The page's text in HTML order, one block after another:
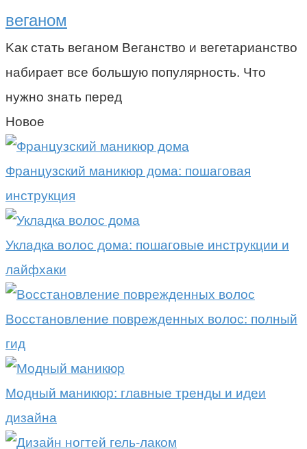
веганом
Kак стать веганом Веганство и вегетарианство
набирает все большую популярность. Что
нужно знать перед
Новое
Французский маникюр дома: пошаговая
инструкция
Укладка волос дома: пошаговые инструкции и
лайфхаки
Восстановление поврежденных волос: полный
гид
Модный маникюр: главные тренды и идеи
дизайна